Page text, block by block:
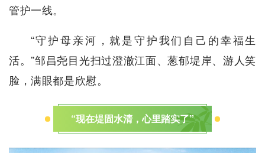
管护一线。
“守护母亲河，就是守护我们自己的幸福生
活。”邹昌尧目光扫过澄澈江面、葱郁堤岸、游人笑
脸，满眼都是欣慰。
“现在堤固水清，心里踏实了”